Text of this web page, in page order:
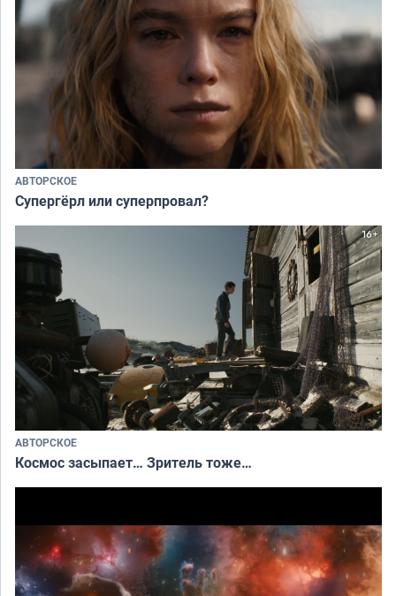
АВТОРСКОЕ
Супергёрл или суперпровал?
АВТОРСКОЕ
Космос засыпает… Зритель тоже…